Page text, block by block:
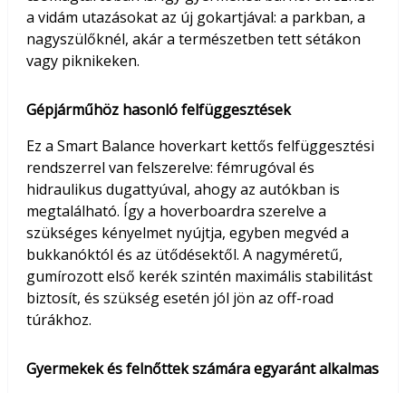
a vidám utazásokat az új gokartjával: a parkban, a
nagyszülőknél, akár a természetben tett sétákon
vagy piknikeken.
Gépjárműhöz hasonló felfüggesztések
Ez a Smart Balance hoverkart kettős felfüggesztési
rendszerrel van felszerelve: fémrugóval és
hidraulikus dugattyúval, ahogy az autókban is
megtalálható. Így a hoverboardra szerelve a
szükséges kényelmet nyújtja, egyben megvéd a
bukkanóktól és az ütődésektől. A nagyméretű,
gumírozott első kerék szintén maximális stabilitást
biztosít, és szükség esetén jól jön az off-road
túrákhoz.
Gyermekek és felnőttek számára egyaránt alkalmas